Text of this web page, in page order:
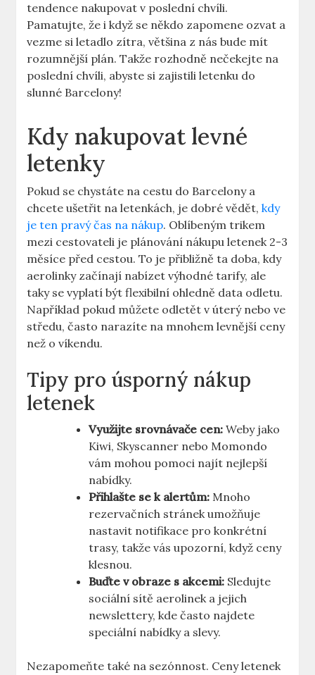
tendence nakupovat v poslední chvíli.
Pamatujte, že i když se někdo zapomene ozvat a
vezme si letadlo zítra, většina z nás bude mít
rozumnější plán. Takže rozhodně nečekejte na
poslední chvíli, abyste si zajistili letenku do
slunné Barcelony!
Kdy nakupovat levné
letenky
Pokud se chystáte na cestu do Barcelony a
chcete ušetřit na letenkách, je dobré vědět,kdy
je ten pravý čas na nákup. Oblíbeným trikem
mezi cestovateli je plánování nákupu letenek 2-3
měsíce před cestou. To je přibližně ta doba, kdy
aerolinky začínají nabízet výhodné tarify, ale
taky se vyplatí být flexibilní ohledně data odletu.
Například pokud můžete odletět v úterý nebo ve
středu, často narazíte na mnohem levnější ceny
než o víkendu.
Tipy pro úsporný nákup
letenek
Využijte srovnávače cen: Weby jako
Kiwi, Skyscanner nebo Momondo
vám mohou pomoci najít nejlepší
nabídky.
Přihlašte se k alertům: Mnoho
rezervačních stránek umožňuje
nastavit notifikace pro konkrétní
trasy, takže vás upozorní, když ceny
klesnou.
Buďte v obraze s akcemi: Sledujte
sociální sítě aerolinek a jejich
newslettery, kde často najdete
speciální nabídky a slevy.
Nezapomeňte také na sezónnost. Ceny letenek